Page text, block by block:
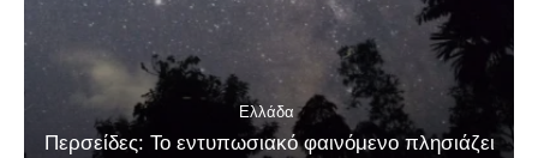
Ελλάδα
Περσείδες: Το εντυπωσιακό φαινόμενο πλησιάζει